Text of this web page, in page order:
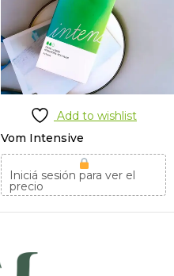
Add to wishlist
Vom Intensive
Iniciá sesión para ver el
precio